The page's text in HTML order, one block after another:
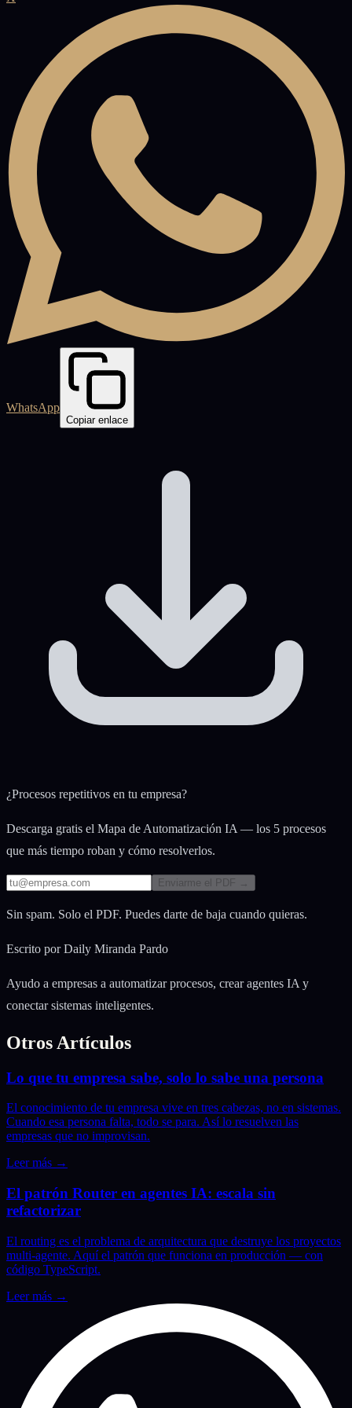
WhatsApp
Copiar enlace
¿Procesos repetitivos en tu empresa?
Descarga gratis el Mapa de Automatización IA — los 5 procesos
que más tiempo roban y cómo resolverlos.
Enviarme el PDF →
Sin spam. Solo el PDF. Puedes darte de baja cuando quieras.
Escrito por Daily Miranda Pardo
Ayudo a empresas a automatizar procesos, crear agentes IA y
conectar sistemas inteligentes.
Otros Artículos
Lo que tu empresa sabe, solo lo sabe una persona
El conocimiento de tu empresa vive en tres cabezas, no en sistemas.
Cuando esa persona falta, todo se para. Así lo resuelven las
empresas que no improvisan.
Leer más →
El patrón Router en agentes IA: escala sin
refactorizar
El routing es el problema de arquitectura que destruye los proyectos
multi-agente. Aquí el patrón que funciona en producción — con
código TypeScript.
Leer más →